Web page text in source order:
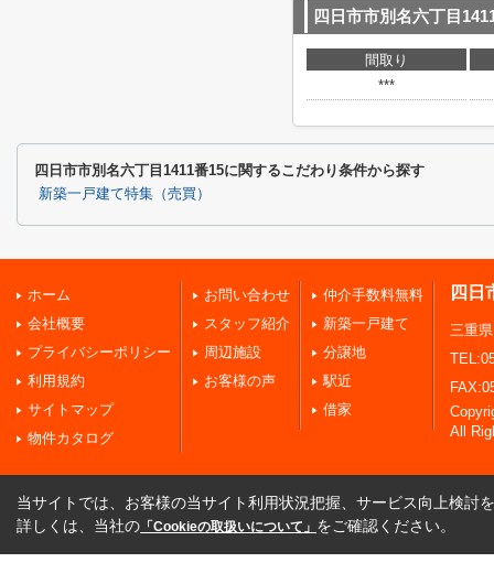
四日市市別名六丁目
間取り
***
四日市市別名六丁目1411番15に関するこだわり条件から探す
新築一戸建て特集（売買）
ホーム
会社概要
プライバシーポリシー
利用規約
サイトマップ
物件カタログ
お問い合わせ
スタッフ紹介
周辺施設
お客様の声
仲介手数料無料
新築一戸建て
分譲地
駅近
借家
四日
三重
All
当サイトでは、お客様の当サイト利用状況把握、サービス向上検討
詳しくは、当社の 「Cookieの取扱いについて」 をご確認ください。